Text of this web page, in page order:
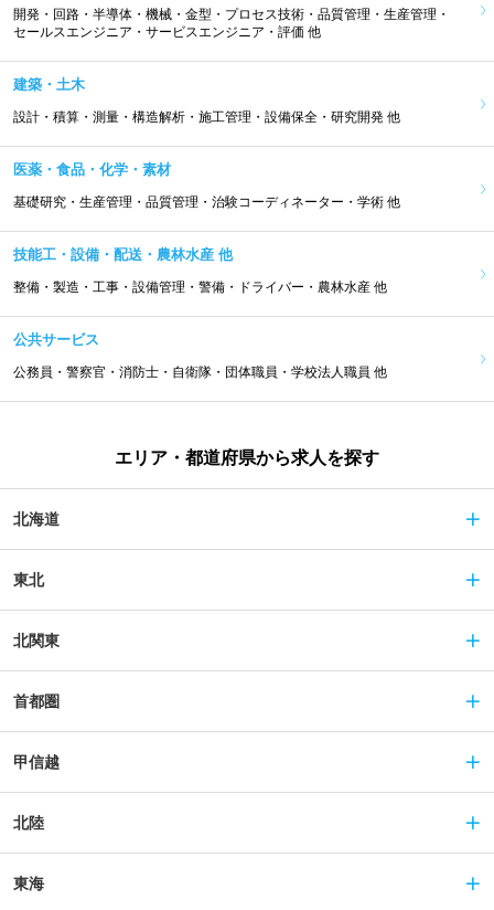
開発・回路・半導体・機械・金型・プロセス技術・品質管理・生産管理・
セールスエンジニア・サービスエンジニア・評価 他
建築・土木
設計・積算・測量・構造解析・施工管理・設備保全・研究開発 他
医薬・食品・化学・素材
基礎研究・生産管理・品質管理・治験コーディネーター・学術 他
技能工・設備・配送・農林水産 他
整備・製造・工事・設備管理・警備・ドライバー・農林水産 他
公共サービス
公務員・警察官・消防士・自衛隊・団体職員・学校法人職員 他
エリア・都道府県から求人を探す
北海道
東北
北関東
首都圏
甲信越
北陸
東海